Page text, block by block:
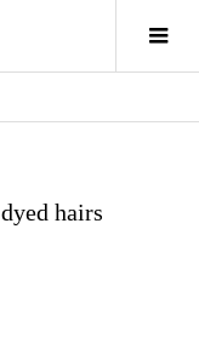
hairs